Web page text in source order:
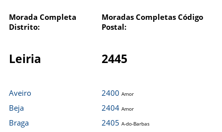
Morada Completa
Distrito:
Moradas Completas Código
Postal:
Leiria 2445
Aveiro
Beja
Braga
2400 Amor
2404 Amor
2405 A-do-Barbas